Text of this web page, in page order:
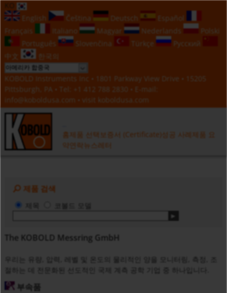
KO
English
Čeština Deutsch
Español
Français
Italiano Magyar Nederlands
Polski
Português
Slovenčina Türkçe
Русский
中文
한국의
KOBOLD Instruments Inc • 1801 Parkway View Drive • 15205
Pittsburgh, PA • Tel:
+1 412 788 2830 • E-mail:
info@koboldusa.com • visit koboldusa.com
홈 제품 선택 보증서 (Certificate) 성공 사례 제품 요
약 연락 뉴스레터
제품 검색
코볼드 모델
The KOBOLD Messring GmbH
우리는 유량, 압력, 레벨 및 온도의 물리적인 양을 모니터링, 측정, 조
절하는 데 전문화된 선도적인 국제 계측 공학 기업 중 하나입니다.
부속품